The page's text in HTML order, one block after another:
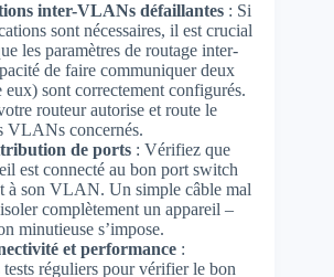
inter-VLANs défaillantes : Si
sont nécessaires, il est crucial
les paramètres de routage inter-
de faire communiquer deux
sont correctement configurés.
routeur autorise et route le
VLANs concernés.
de ports : Vérifiez que
est connecté au bon port switch
à son VLAN. Un simple câble mal
complètement un appareil –
minutieuse s’impose.
et performance :
tests réguliers pour vérifier le bon